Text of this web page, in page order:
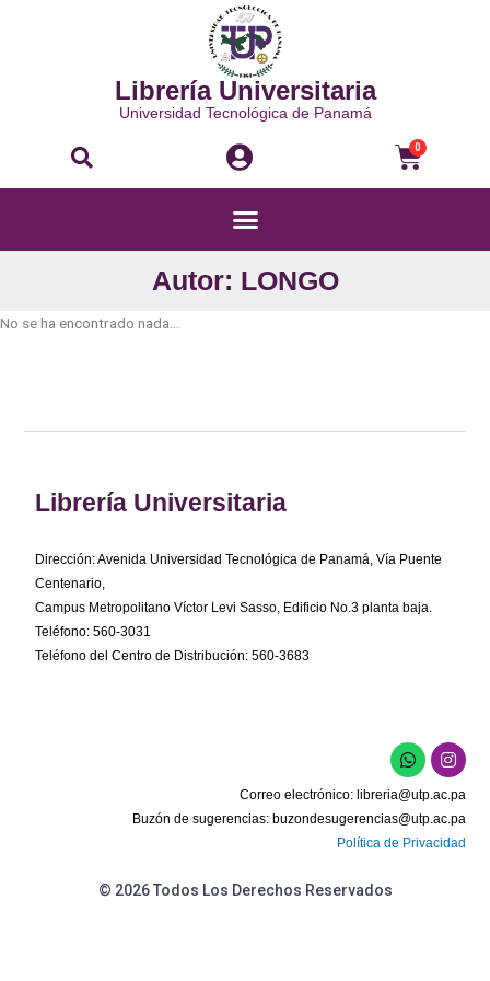
Librería Universitaria
Universidad Tecnológica de Panamá
Buscar 0
Menú
Autor: LONGO
No se ha encontrado nada...
Librería Universitaria
Dirección: Avenida Universidad Tecnológica de Panamá, Vía Puente
Centenario,
Campus Metropolitano Víctor Levi Sasso, Edificio No.3 planta baja.
Teléfono: 560-3031
Teléfono del Centro de Distribución: 560-3683
W
h
a
t
s
a
p
I
n
s
t
a
g
r
Correo electrónico: libreria@utp.ac.pa
Buzón de sugerencias: buzondesugerencias@utp.ac.pa
Política de Privacidad
© 2026 Todos Los Derechos Reservados